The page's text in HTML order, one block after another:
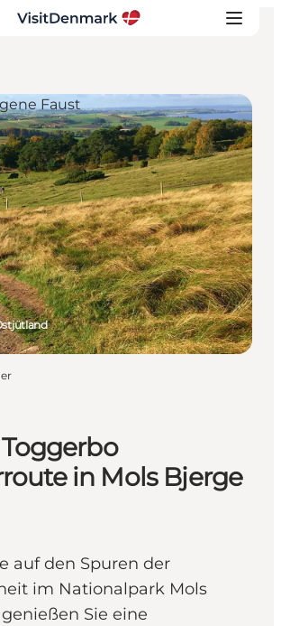
in Mols Bjerge
auf den Spuren der
im Nationalpark Mols
Sie eine
Faust